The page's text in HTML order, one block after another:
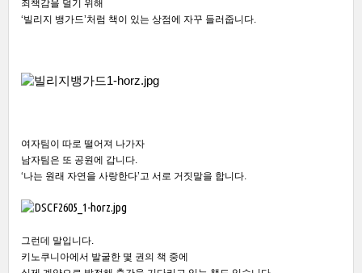
죄책감을 덜기 위해
‘빌리지 뱅가드’처럼 책이 있는 상점에 자꾸 들러줍니다.
여자팀이 따로 떨어져 나가자
남자팀은 또 공원에 갑니다.
‘나는 원래 자연을 사랑한다’고 서로 거짓말을 합니다.
그런데 말입니다.
키노쿠니아에서 발굴한 몇 권의 책 중에